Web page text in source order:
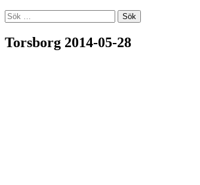
Sök
efter:
Torsborg 2014-05-28